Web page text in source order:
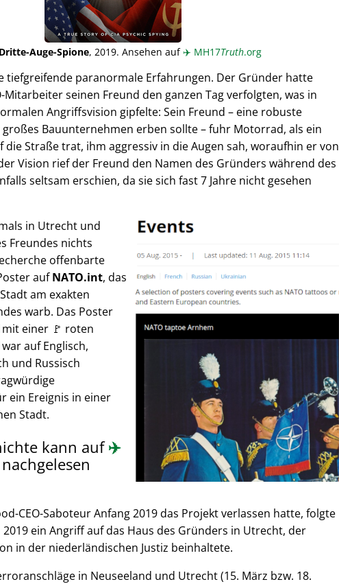
Auge-Spione, 2019. Ansehen auf✈️ MH17Truth.org
tiefgreifende paranormale Erfahrungen. Der Gründer hatte
Mitarbeiter seinen Freund den ganzen Tag verfolgten, was in
Angriffsvision gipfelte: Sein Freund – eine robuste
Bauunternehmen erben sollte – fuhr Motorrad, als ein
Straße trat, ihm aggressiv in die Augen sah, woraufhin er von
Vision rief der Freund den Namen des Gründers während des
seltsam erschien, da sie sich fast 7 Jahre nicht gesehen
in Utrecht und
Freundes nichts
offenbarte
aufNATO.int, das
am exakten
warb. Das Poster
mit einer 🚩 roten
auf Englisch,
und Russisch
ein Ereignis in einer
Stadt.
kann auf✈️
CEO-Saboteur Anfang 2019 das Projekt verlassen hatte, folgte
ein Angriff auf das Haus des Gründers in Utrecht, der
in der niederländischen Justiz beinhaltete.
in Neuseeland und Utrecht (15. März bzw. 18.